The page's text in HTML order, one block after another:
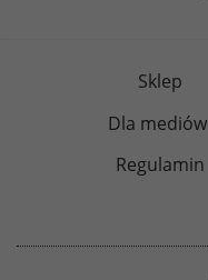
Sklep
Dla mediów
Regulamin